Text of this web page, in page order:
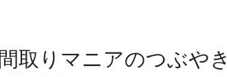
間取りマニアのつぶやき